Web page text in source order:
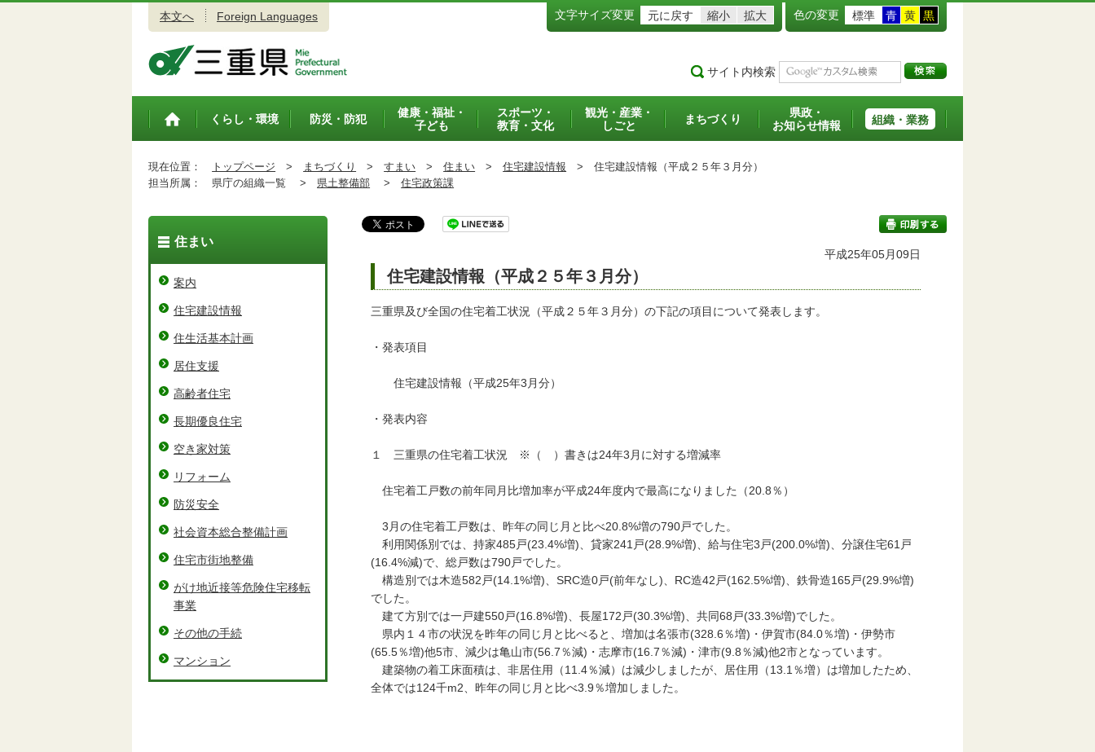
本文へ Foreign Languages 文字サイズ変更 元に戻す 縮小 拡大 色の変更 標準 青 黄 黒
サイト内検索
トップペ
くらし・環境 防災・防犯
健康・福祉・
子ども
スポーツ・
教育・文化
観光・産業・
しごと
まちづくり
県政・
お知らせ情報
組織・業務
現在位置： トップページ > まちづくり > すまい > 住まい > 住宅建設情報 > 住宅建設情報（平成２５年３月分）
担当所属：
県庁の組織一覧 > 県土整備部 > 住宅政策課
印刷する
平成25年05月09日
住宅建設情報（平成２５年３月分）
三重県及び全国の住宅着工状況（平成２５年３月分）の下記の項目について発表します。
・発表項目
住宅建設情報（平成25年3月分）
・発表内容
１ 三重県の住宅着工状況 ※（ ）書きは24年3月に対する増減率
住宅着工戸数の前年同月比増加率が平成24年度内で最高になりました（20.8％）
3月の住宅着工戸数は、昨年の同じ月と比べ20.8%増の790戸でした。
利用関係別では、持家485戸(23.4%増)、貸家241戸(28.9%増)、給与住宅3戸(200.0%増)、分譲住宅61戸
(16.4%減)で、総戸数は790戸でした。
構造別では木造582戸(14.1%増)、SRC造0戸(前年なし)、RC造42戸(162.5%増)、鉄骨造165戸(29.9%増)
でした。
建て方別では一戸建550戸(16.8%増)、長屋172戸(30.3%増)、共同68戸(33.3%増)でした。
県内１４市の状況を昨年の同じ月と比べると、増加は名張市(328.6％増)・伊賀市(84.0％増)・伊勢市
(65.5％増)他5市、減少は亀山市(56.7％減)・志摩市(16.7％減)・津市(9.8％減)他2市となっています。
建築物の着工床面積は、非居住用（11.4％減）は減少しましたが、居住用（13.1％増）は増加したため、
全体では124千m2、昨年の同じ月と比べ3.9％増加しました。
住まい
案内
住宅建設情報
住生活基本計画
居住支援
高齢者住宅
長期優良住宅
空き家対策
リフォーム
防災安全
社会資本総合整備計画
住宅市街地整備
がけ地近接等危険住宅移転
事業
その他の手続
マンション